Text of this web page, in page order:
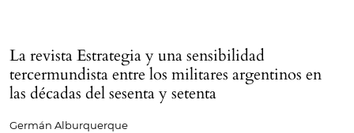
La revista Estrategia y una sensibilidad
tercermundista entre los militares argentinos en
las décadas del sesenta y setenta
Germán Alburquerque